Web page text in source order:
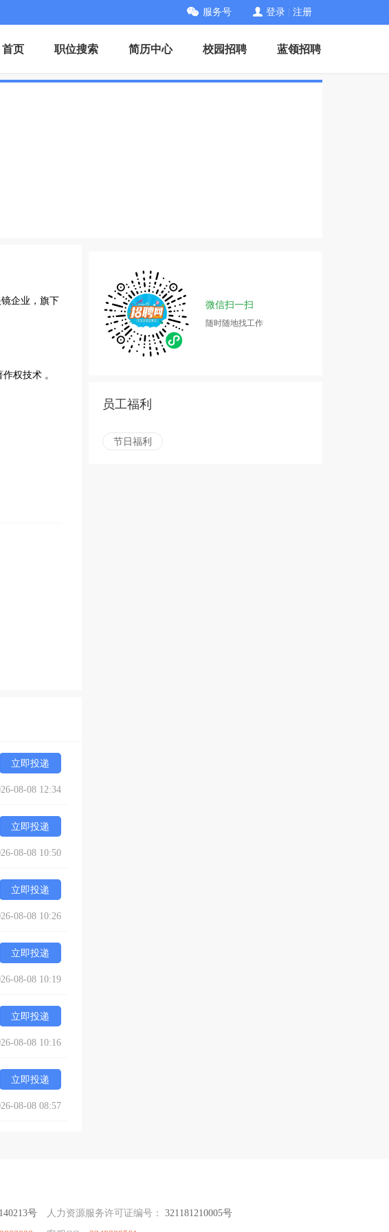
服务号 登录 注册
首页 职位搜索 简历中心 校园招聘 蓝领招聘
立即投递
08-08 12:34
立即投递
08-08 10:50
立即投递
08-08 10:26
立即投递
08-08 10:19
立即投递
08-08 10:16
立即投递
08-08 08:57
微信扫一扫
随时随地找工作
员工福利
节日福利
号 人力资源服务许可证编号： 321181210005号